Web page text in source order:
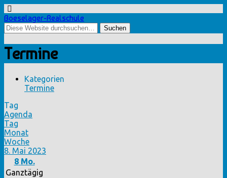
Boeselager-Realschule
Termine
Kategorien
Termine
Tag
Agenda
Tag
Monat
Woche
8. Mai 2023
8 Mo.
Ganztägig